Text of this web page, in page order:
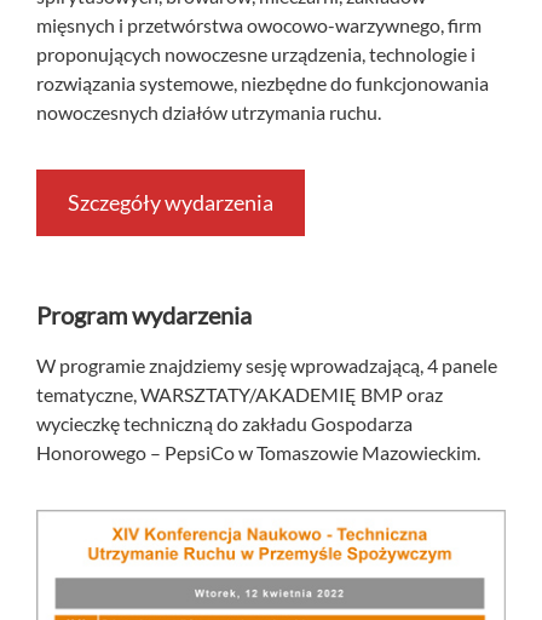
mięsnych i przetwórstwa owocowo-warzywnego, firm
proponujących nowoczesne urządzenia, technologie i
rozwiązania systemowe, niezbędne do funkcjonowania
nowoczesnych działów utrzymania ruchu.
Szczegóły wydarzenia
Program wydarzenia
W programie znajdziemy sesję wprowadzającą, 4 panele
tematyczne, WARSZTATY/AKADEMIĘ BMP oraz
wycieczkę techniczną do zakładu Gospodarza
Honorowego – PepsiCo w Tomaszowie Mazowieckim.